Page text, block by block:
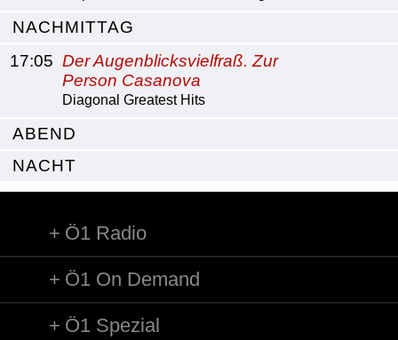
NACHMITTAG
17:05 Der Augenblicksvielfraß. Zur
Person Casanova
Diagonal Greatest Hits
ABEND
NACHT
Ö1 Radio
Ö1 On Demand
Ö1 Spezial